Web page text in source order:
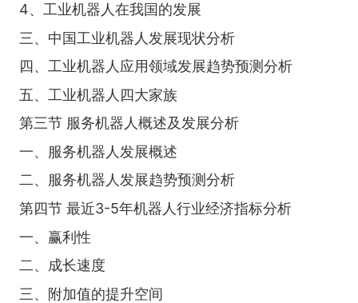
4、工业机器人在我国的发展
三、中国工业机器人发展现状分析
四、工业机器人应用领域发展趋势预测分析
五、工业机器人四大家族
第三节 服务机器人概述及发展分析
一、服务机器人发展概述
二、服务机器人发展趋势预测分析
第四节 最近3-5年机器人行业经济指标分析
一、赢利性
二、成长速度
三、附加值的提升空间